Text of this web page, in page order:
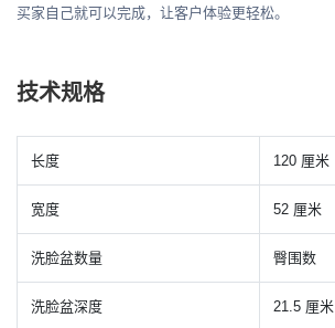
买家自己就可以完成，让客户体验更轻松。
技术规格
长度 120 厘米
宽度 52 厘米
洗脸盆数量 臀围数
洗脸盆深度 21.5 厘米